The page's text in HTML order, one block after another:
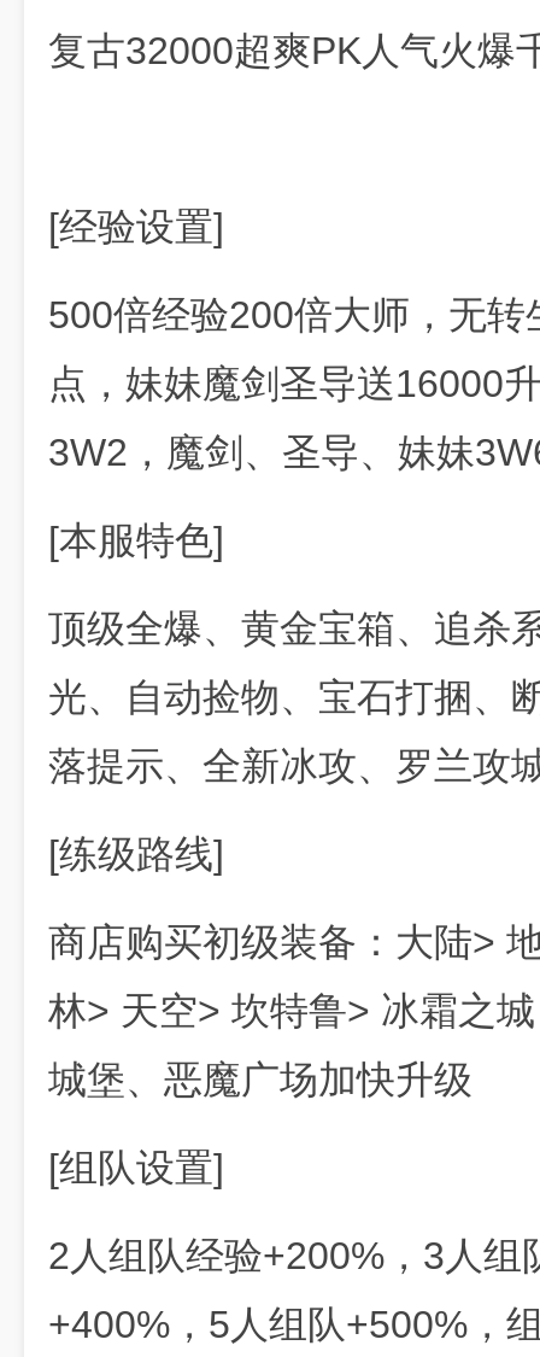
复古32000超爽PK人气火爆
[经验设置]
500倍经验200倍大师，无
点，妹妹魔剑圣导送16000
3W2，魔剑、圣导、妹妹
[本服特色]
顶级全爆、黄金宝箱、追杀
光、自动捡物、宝石打捆、
落提示、全新冰攻、罗兰攻
[练级路线]
商店购买初级装备：大陆>
林> 天空> 坎特鲁> 冰霜之
城堡、恶魔广场加快升级
[组队设置]
2人组队经验+200%，3人组
+400%，5人组队+500%，